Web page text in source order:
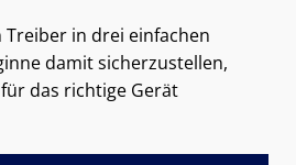
Treiber in drei einfachen
damit sicherzustellen,
das richtige Gerät